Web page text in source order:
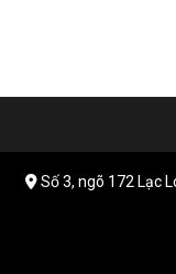
Số 3, ngõ 172 Lạc